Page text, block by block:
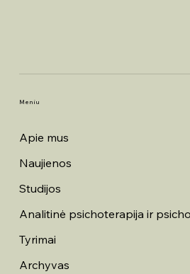
Meniu
Apie mus
Naujienos
Studijos
Analitinė psichoterapija ir
Tyrimai
Archyvas